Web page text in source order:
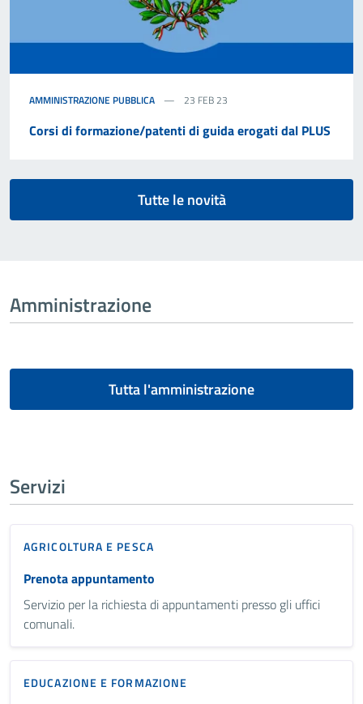
AMMINISTRAZIONE PUBBLICA 23 FEB 23
Corsi di formazione/patenti di guida erogati dal PLUS
Tutte le novità
Amministrazione
Tutta l'amministrazione
Servizi
AGRICOLTURA E PESCA
Prenota appuntamento
Servizio per la richiesta di appuntamenti presso gli uffici
comunali.
EDUCAZIONE E FORMAZIONE